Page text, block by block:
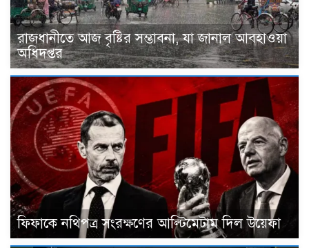
রাজধানীতে আজ বৃষ্টির সম্ভাবনা, যা জানাল আবহাওয়া
অধিদপ্তর
ফিফাকে নথিপত্র সংরক্ষণের আল্টিমেটাম দিল উয়েফা